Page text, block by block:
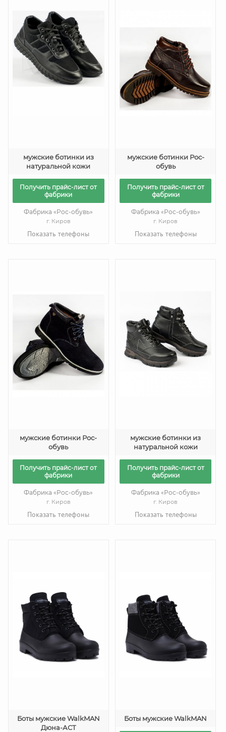
мужские ботинки из
натуральной кожи
Получить прайс-лист от
фабрики
Фабрика «Рос-обувь»
г. Киров
Показать телефоны
мужские ботинки Рос-
обувь
Получить прайс-лист от
фабрики
Фабрика «Рос-обувь»
г. Киров
Показать телефоны
мужские ботинки Рос-
обувь
Получить прайс-лист от
фабрики
Фабрика «Рос-обувь»
г. Киров
Показать телефоны
мужские ботинки из
натуральной кожи
Получить прайс-лист от
фабрики
Фабрика «Рос-обувь»
г. Киров
Показать телефоны
Боты мужские WalkMAN
Дюна-АСТ
Боты мужские WalkMAN